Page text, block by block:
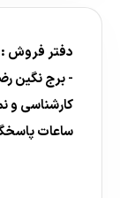
دفتر فروش :
- برج نگین رضا ، طبقه 16
کارشناسی و
ساعات پاسخگویی :